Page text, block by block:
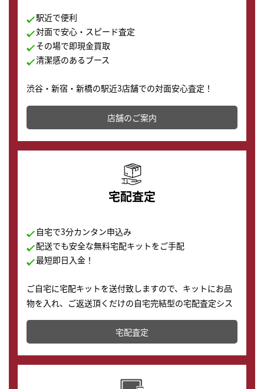
駅近で便利
対面で安心・スピード査定
その場で即現金買取
清潔感のあるブース
渋谷・新宿・新橋の駅近3店舗での対面安心査定！
その場で現金買取致します。渋谷本店では、時計販売の
店舗を併設しており、下取りに出してお得に新しい時計
の購入もできます♪
店舗のご案内
宅配査定
自宅で3分カンタン申込み
配送でも安全な無料宅配キットをご手配
最短即日入金！
ご自宅に宅配キットを送付致しますので、キットにお品
物を入れ、ご返送頂くだけの自宅完結型の宅配査定シス
テムです。
配送でも簡単&安全に査定・買取に出すことが可能で
す。
宅配査定